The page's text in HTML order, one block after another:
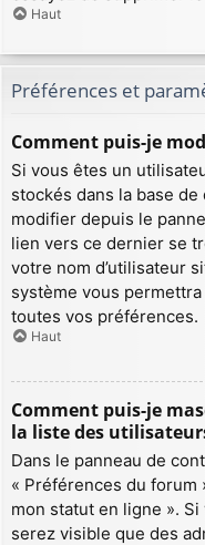
Haut
Préférences et
Comment puis-je
Si vous êtes un
stockés dans la base
modifier depuis le
lien vers ce dernier se
votre nom d’utilisateur
système vous
toutes vos préférences.
Haut
Comment puis-je
la liste des
Dans le panneau de
« Préférences du forum
mon statut en ligne ».
serez visible que des